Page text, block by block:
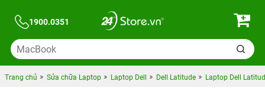
1900.0351
Trang chủ Sửa chữa Laptop Laptop Dell Dell Latitude Laptop Dell